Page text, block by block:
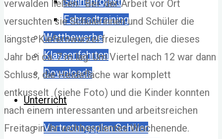
Fahrradtraining
Wettbewerbe
Klassenfahrten
Downloads
Unterricht
Vertretungsplan Schüler
verwalden ließen. Bei der Arbeit vor Ort
versuchten sie Schülerinnen und Schüler die
längste Kiefernwurzel freizulegen, die dieses
Jahr bei ca. 7 m lag. Um Viertel nach 12 war dann
Schluss, die Heidefläche war komplett
entkusselt (siehe Foto) und die Kinder konnten
nach einem interessanten und arbeitsreichen
Freitag in ihr wohlverdientes Wochenende.